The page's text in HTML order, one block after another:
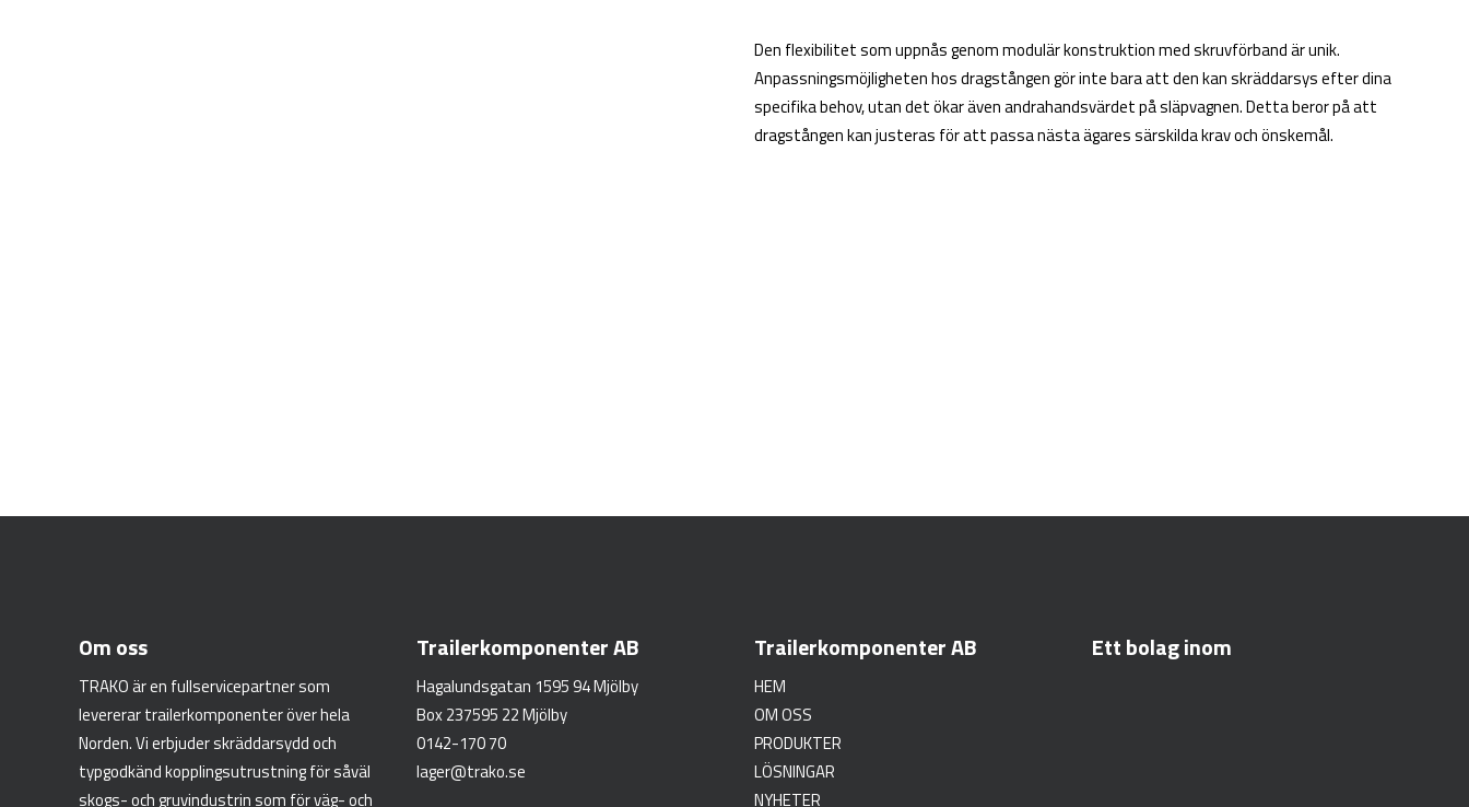
Den flexibilitet som uppnås genom modulär konstruktion med skruvförband är unik.
Anpassningsmöjligheten hos dragstången gör inte bara att den kan skräddarsys efter dina
specifika behov, utan det ökar även andrahandsvärdet på släpvagnen. Detta beror på att
dragstången kan justeras för att passa nästa ägares särskilda krav och önskemål.
Om oss
TRAKO är en fullservicepartner som
levererar trailerkomponenter över hela
Norden. Vi erbjuder skräddarsydd och
typgodkänd kopplingsutrustning för såväl
skogs- och gruvindustrin som för väg- och
Trailerkomponenter AB
Hagalundsgatan 1595 94 Mjölby
Box 237595 22 Mjölby
0142-170 70
lager@trako.se
Trailerkomponenter AB
HEM
OM OSS
PRODUKTER
LÖSNINGAR
NYHETER
Ett bolag inom